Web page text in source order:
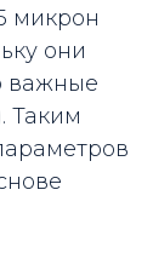
микрон
они
важные
Таким